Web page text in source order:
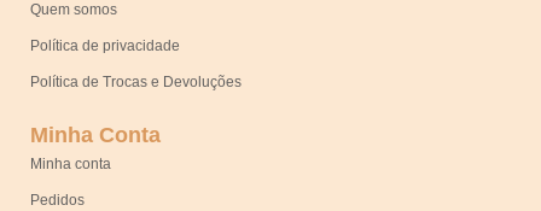
Quem somos
Política de privacidade
Política de Trocas e Devoluções
Minha Conta
Minha conta
Pedidos